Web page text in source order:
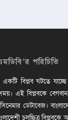
পরিচিতি
একটি বিপ্লব ঘটতে
এই বিপ্লবকে
ডেটাবেজ।
চলচ্চিত্র বিপ্লবকে